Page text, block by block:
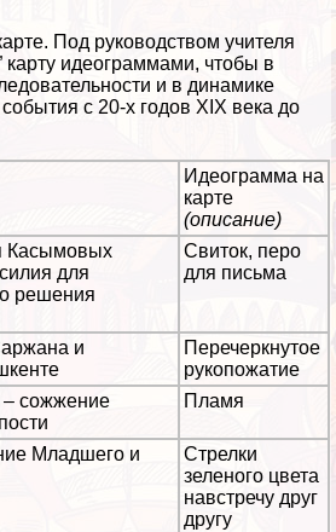
Под руководством учителя
карту идеограммами, чтобы в
и в динамике
с 20-х годов XIX века до
Идеограмма на
карте
(описание)
Касымовых
для
решения
Cвиток, перо
для письма
и
Перечеркнутое
рукопожатие
– сожжение
Пламя
Младшего и
Стрелки
зеленого цвета
навстречу друг
другу